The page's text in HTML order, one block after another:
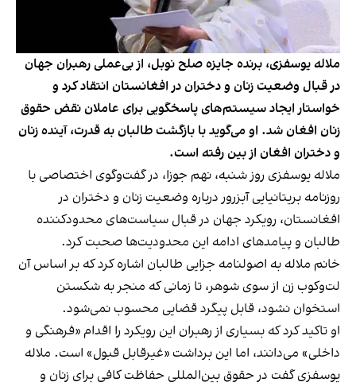
ملاله یوسفزی، برنده جایزه صلح نوبل، از بی‌عملی رهبران جهان
در قبال وضعیت زنان و دختران در افغانستان انتقاد کرد و
خواستار ایجاد سیستم‌های پاسخگویی برای عاملان نقض حقوق
زنان افغان شد. او می‌گوید با بازگشت طالبان به قدرت، آینده زنان
و دختران افغان از بین رفته است.
ملاله یوسفزی روز شنبه، نهم جوزا، در گفت‌وگوی اختصاصی با
روزنامه بریتانیایی آبزرور درباره وضعیت زنان و دختران در
افغانستان، رویکرد جهان در قبال سیاست‌های محدودکننده
طالبان و پیامدهای ادامه این محدودیت‌ها صحبت کرد.
خانم ملاله به اصولنامه جزایی طالبان اشاره کرد که بر اساس آن
لت‌وکوب زن از سوی شوهر، تا زمانی که منجر به شکستن
استخوان نشود، قابل پیگرد قضایی محسوب نمی‌شود.
او تاکید کرد که بسیاری از رهبران این رویکرد را اقدام «فرهنگی و
داخلی» می‌دانند، اما این برداشت «غیرقابل قبول» است. ملاله
یوسفزی گفت در حقوق بین‌المللی حفاظت کافی برای زنان و